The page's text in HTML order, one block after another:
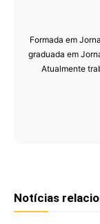
Formada em
graduada em
Atualmente
Notícias